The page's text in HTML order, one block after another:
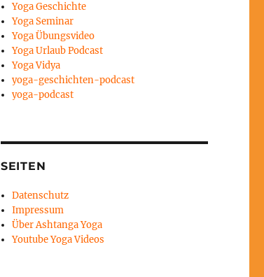
Yoga Geschichte
Yoga Seminar
Yoga Übungsvideo
Yoga Urlaub Podcast
Yoga Vidya
yoga-geschichten-podcast
yoga-podcast
SEITEN
Datenschutz
Impressum
Über Ashtanga Yoga
Youtube Yoga Videos